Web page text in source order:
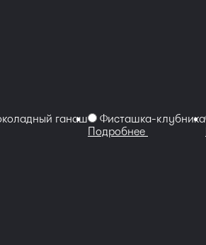
ганаш
Фисташка-клубника
Подробнее